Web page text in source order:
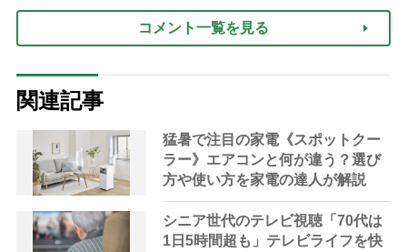
コメント一覧を見る
関連記事
猛暑で注目の家電《スポットクー
ラー》エアコンと何が違う？選び
方や使い方を家電の達人が解説
シニア世代のテレビ視聴「70代は
1日5時間超も」テレビライフを快